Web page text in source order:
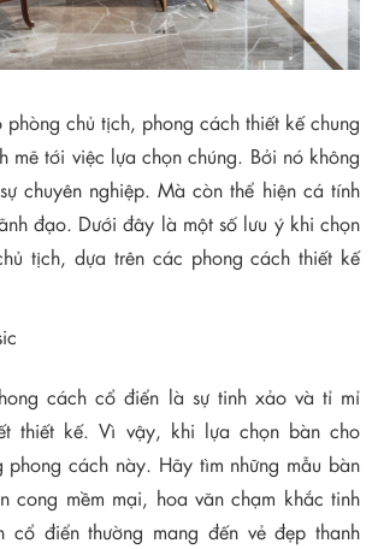
chủ tịch, phong cách thiết kế chung
mẽ tới việc lựa chọn chúng. Bởi nó không
chuyên nghiệp. Mà còn thể hiện cá tính
đạo. Dưới đây là một số lưu ý khi chọn
tịch, dựa trên các phong cách thiết kế
cách cổ điển là sự tinh xảo và tỉ mỉ
thiết kế. Vì vậy, khi lựa chọn bàn cho
phong cách này. Hãy tìm những mẫu bàn
cong mềm mại, hoa văn chạm khắc tinh
cổ điển thường mang đến vẻ đẹp thanh